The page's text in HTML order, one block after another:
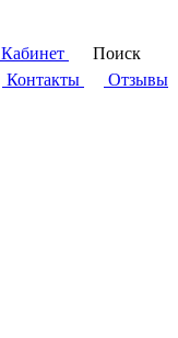
Кабинет
Поиск
Контакты
Отзывы